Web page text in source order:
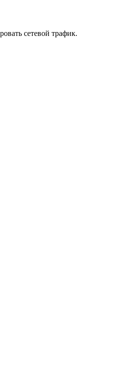
сетевой трафик.